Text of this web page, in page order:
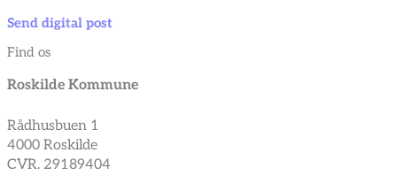
Send digital post
Find os
Roskilde Kommune
Rådhusbuen 1
4000 Roskilde
CVR. 29189404